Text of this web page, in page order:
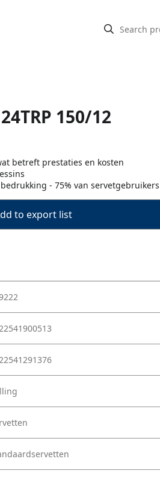
150/12
betreft prestaties en kosten
- 75% van
to export list